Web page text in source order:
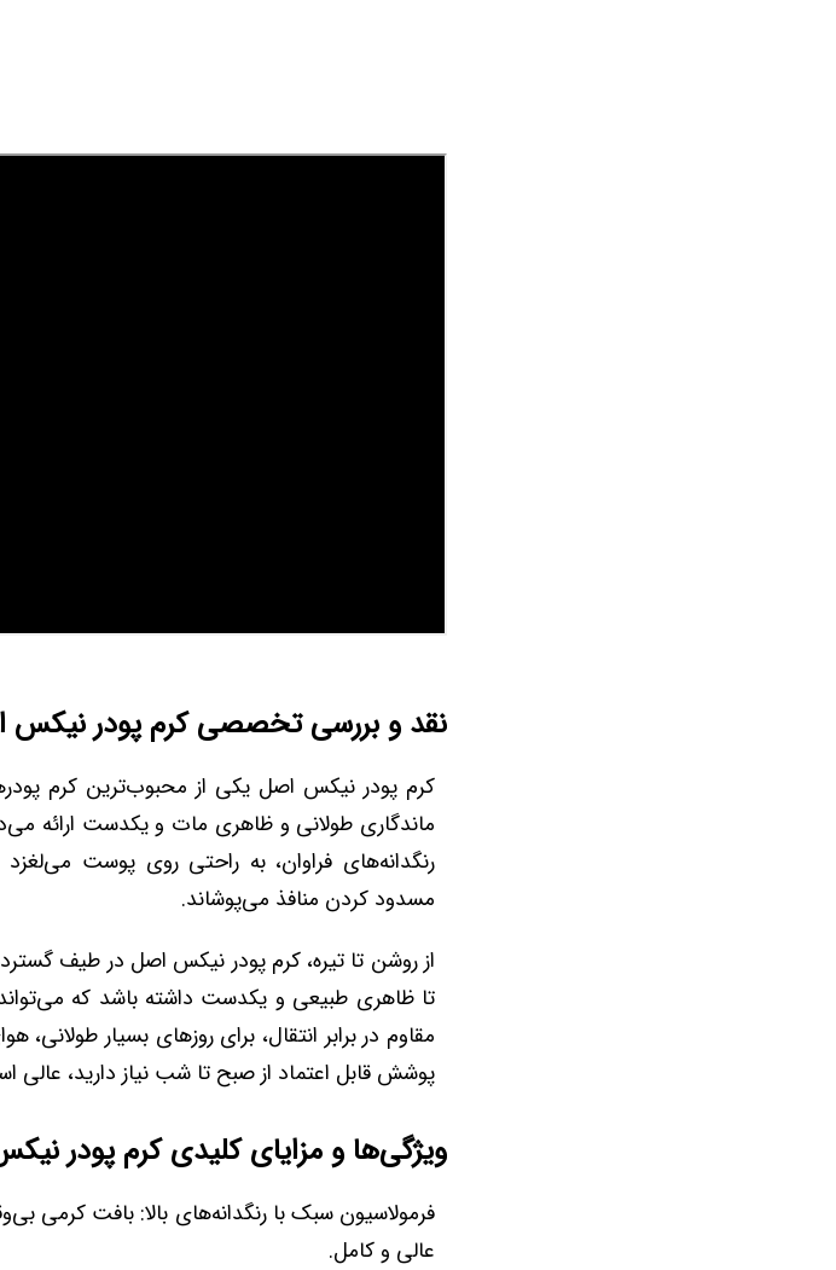
نقد و بررسی تخصصی کرم پودر نیکس
کرم پودر نیکس اصل یکی از محبوب‌ترین کرم
ماندگاری طولانی و ظاهری مات و یکدست ارائه
رنگدانه‌های فراوان، به راحتی روی پوست
مسدود کردن منافذ می‌پوشاند.
از روشن تا تیره، کرم پودر نیکس اصل در طیف
مقاوم در برابر انتقال، برای روزهای بسیار
پوشش قابل اعتماد از صبح تا شب نیاز دارید، عالی
ویژگی‌ها و مزایای کلیدی کرم پودر
فرمولاسیون سبک با رنگدانه‌های بالا: بافت کرمی
عالی و کامل.